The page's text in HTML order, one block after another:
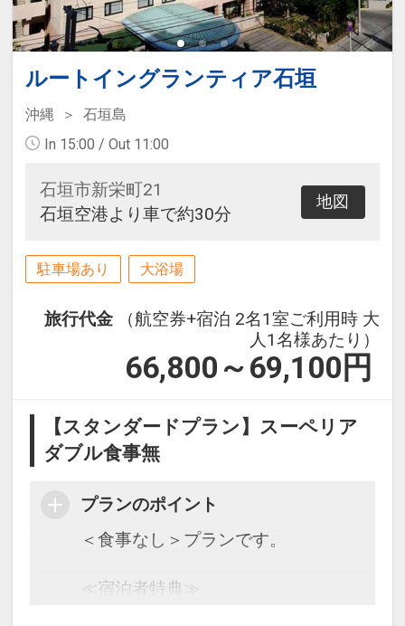
ルートイングランティア石垣
沖縄
石垣島
In 15:00 / Out 11:00
石垣市新栄町21
石垣空港より車で約30分
地図
駐車場あり 大浴場
旅行代金
（航空券+宿泊 2名1室ご利用時 大
人1名様あたり）
66,800～69,100 円
【スタンダードプラン】スーペリア
ダブル食事無
プランのポイント
＜食事なし＞プランです。
≪宿泊者特典≫